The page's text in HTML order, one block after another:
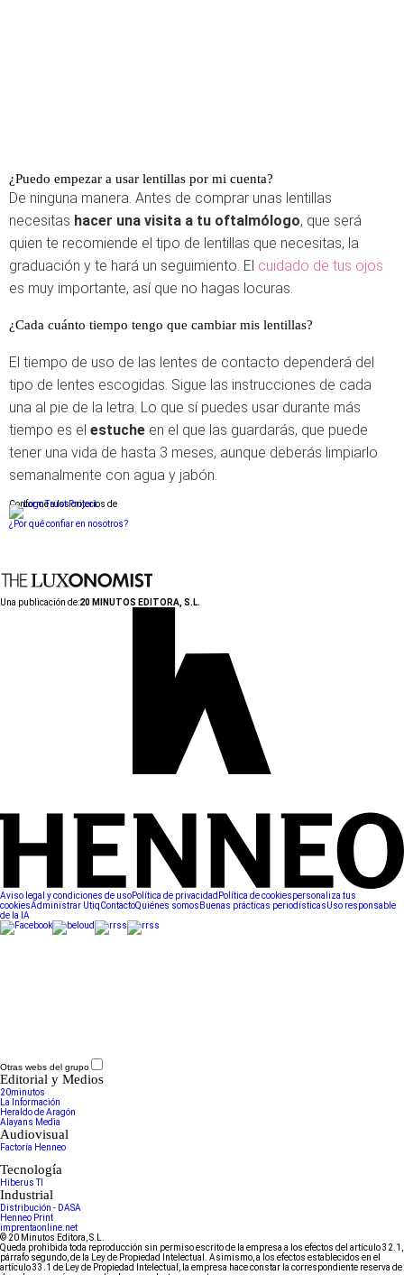
¿Puedo empezar a usar lentillas por mi cuenta?
De ninguna manera. Antes de comprar unas lentillas
necesitas hacer una visita a tu oftalmólogo, que será
quien te recomiende el tipo de lentillas que necesitas, la
graduación y te hará un seguimiento. El cuidado de tus ojos
es muy importante, así que no hagas locuras.
¿Cada cuánto tiempo tengo que cambiar mis lentillas?
El tiempo de uso de las lentes de contacto dependerá del
tipo de lentes escogidas. Sigue las instrucciones de cada
una al pie de la letra. Lo que sí puedes usar durante más
tiempo es el estuche en el que las guardarás, que puede
tener una vida de hasta 3 meses, aunque deberás limpiarlo
semanalmente con agua y jabón.
Conforme a los criterios de
¿Por qué confiar en nosotros?
Una publicación de:20 MINUTOS EDITORA, S.L.
Aviso legal y condiciones de usoPolítica de privacidad Política de cookiespersonaliza tus
cookiesAdministrar UtiqContactoQuiénes somos Buenas prácticas periodísticasUso responsable
de la IA
Otras webs del grupo
Editorial y Medios
20minutos
La Información
Heraldo de Aragón
Alayans Media
Audiovisual
Factoría Henneo
Tecnología
Hiberus TI
Industrial
Distribución - DASA
Henneo Print
imprentaonline.net
© 20 Minutos Editora, S.L.
Queda prohibida toda reproducción sin permiso escrito de la empresa a los efectos del artículo 32.1,
párrafo segundo, de la Ley de Propiedad Intelectual. Asimismo, a los efectos establecidos en el
artículo 33.1 de Ley de Propiedad Intelectual, la empresa hace constar la correspondiente reserva de